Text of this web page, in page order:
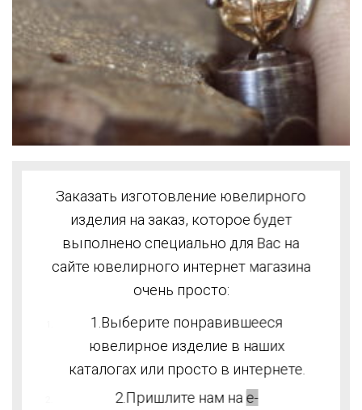
Заказать изготовление ювелирного
изделия на заказ, которое будет
выполнено специально для Вас на
сайте ювелирного интернет магазина
очень просто:
1.Выберите понравившееся
ювелирное изделие в наших
каталогах или просто в интернете.
2.Пришлите нам на e-